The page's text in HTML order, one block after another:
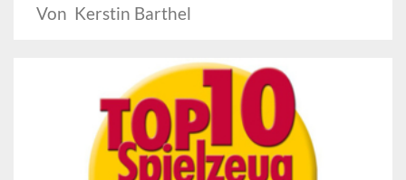
Von Kerstin Barthel